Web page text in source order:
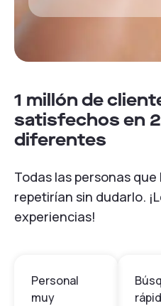
1 millón de
satisfechos en
diferentes
Todas las personas
repetirían sin dudarlo.
experiencias!
Personal
muy